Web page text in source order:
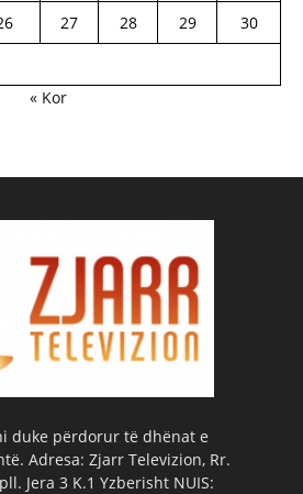
27 28 29
30
« Kor
duke përdorur të dhënat e
Adresa: Zjarr Televizion, Rr.
Jera 3 K.1 Yzberisht NUIS: